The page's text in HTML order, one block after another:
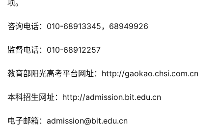
项。
咨询电话：010-68913345，68949926
监督电话：010-68912257
教育部阳光高考平台网址：http://gaokao.chsi.com.cn
本科招生网址：http://admission.bit.edu.cn
电子邮箱：admission@bit.edu.cn